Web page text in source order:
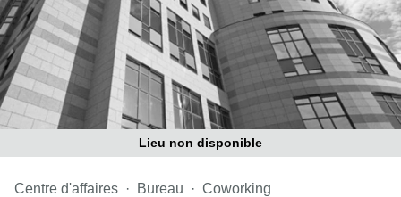
Bureaux
Luxembourg
Centres
d’affaires
Bertrange
Centres
Esch-
Lieu non disponible
Centre d'affaires Bureau Coworking